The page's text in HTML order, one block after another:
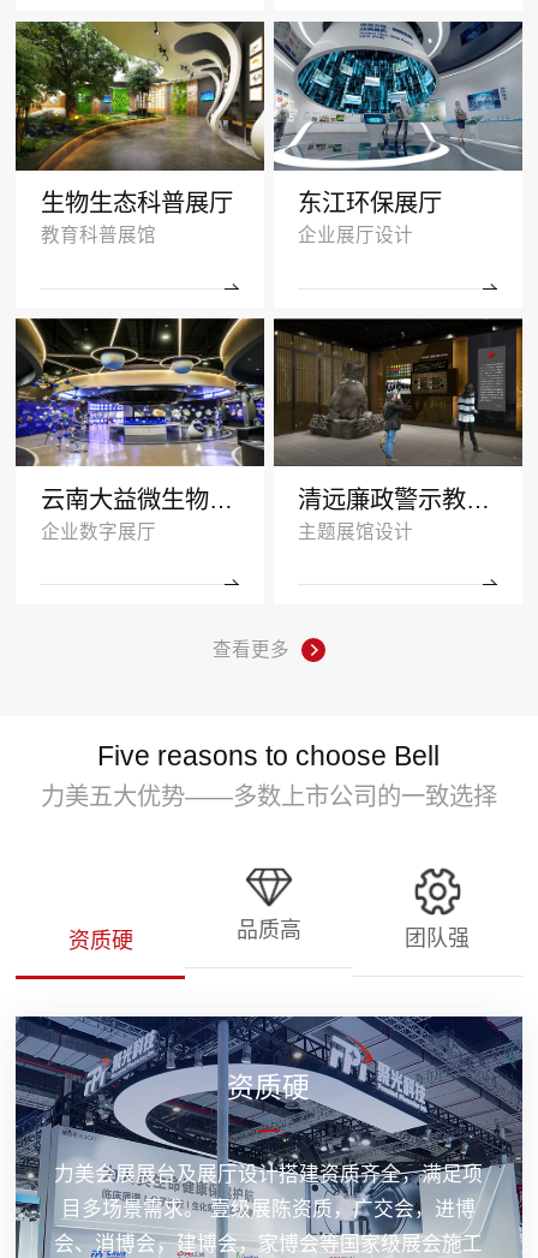
生物生态科普展厅
教育科普展馆
东江环保展厅
企业展厅设计
云南大益微生物奥秘厅效果图
企业数字展厅
清远廉政警示教育基地多媒体展厅设计
主题展馆设计
查看更多
Five reasons to choose Bell
力美五大优势——多数上市公司的一致选择
资质硬 品质高 团队强
资质硬
力美会展展台及展厅设计搭建资质齐全，满足项
目多场景需求。 壹级展陈资质，广交会，进博
会、消博会，建博会，家博会等国家级展会施工